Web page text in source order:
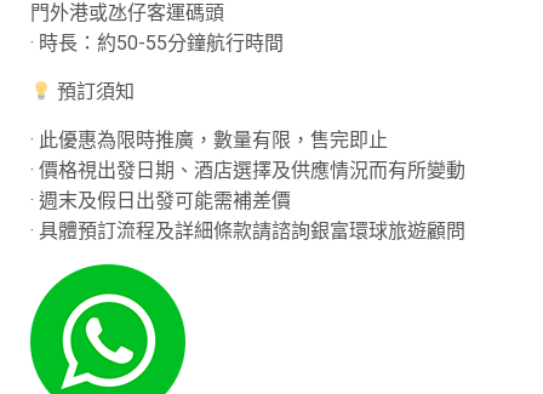
門外港或氹仔客運碼頭
· 時長：約50-55分鐘航行時間
預訂須知
· 此優惠為限時推廣，數量有限，售完即止
· 價格視出發日期、酒店選擇及供應情況而有所變動
· 週末及假日出發可能需補差價
· 具體預訂流程及詳細條款請諮詢銀富環球旅遊顧問